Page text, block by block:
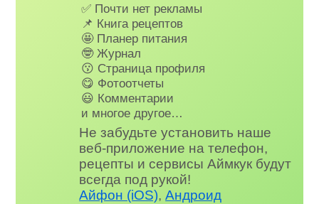
✅ Почти нет рекламы
📌 Книга рецептов
🤩 Планер питания
🤓 Журнал
😗 Страница профиля
😋 Фотоотчеты
😃 Комментарии
и многое другое…
Не забудьте установить наше
веб-приложение на телефон,
рецепты и сервисы Аймкук будут
всегда под рукой!
Айфон (iOS),Андроид